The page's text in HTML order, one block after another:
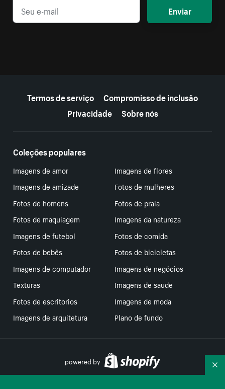
Enviar
Termos de serviço
Compromisso de inclusão
Privacidade
Sobre nós
Coleções populares
Imagens de amor
Imagens de flores
Imagens de amizade
Fotos de mulheres
Fotos de homens
Fotos de praia
Fotos de maquiagem
Imagens da natureza
Imagens de futebol
Fotos de comida
Fotos de bebês
Fotos de bicicletas
Imagens de computador
Imagens de negócios
Texturas
Imagens de saude
Fotos de escritorios
Imagens de moda
Imagens de arquitetura
Plano de fundo
powered by